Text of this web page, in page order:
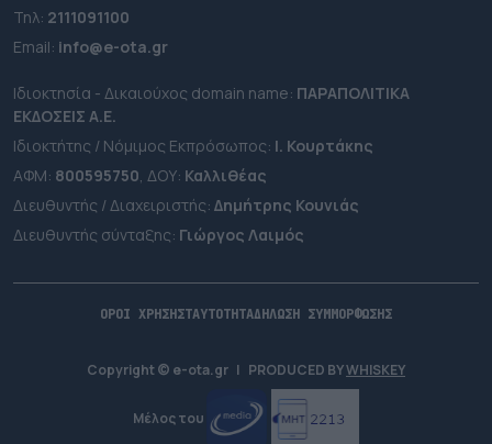
Τηλ: 2111091100
Εmail: info@e-ota.gr
Ιδιοκτησία - Δικαιούχος domain name: ΠΑΡΑΠΟΛΙΤΙΚΑ
ΕΚΔΟΣΕΙΣ A.E.
Ιδιοκτήτης / Νόμιμος Εκπρόσωπος: Ι. Κουρτάκης
ΑΦΜ: 800595750, ΔΟΥ: Καλλιθέας
Διευθυντής / Διαχειριστής: Δημήτρης Κουνιάς
Διευθυντής σύνταξης: Γιώργος Λαιμός
ΟΡΟΙ ΧΡΗΣΗΣΤΑΥΤΟΤΗΤΑΔΗΛΩΣΗ ΣΥΜΜΟΡΦΩΣΗΣ
Copyright © e-ota.gr | PRODUCED BYWHISKEY
Μέλος του